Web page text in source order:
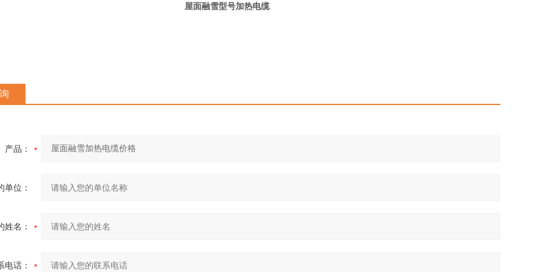
屋面融雪型号加热电缆
产品：
单位：
姓名：
电话：